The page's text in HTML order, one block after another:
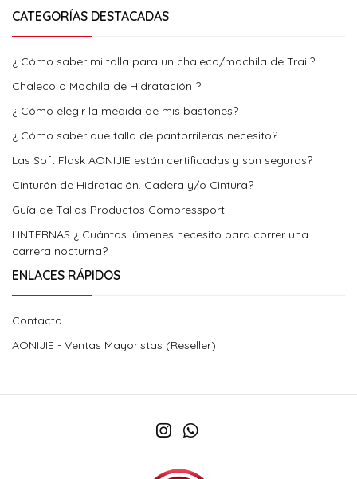
CATEGORÍAS DESTACADAS
¿ Cómo saber mi talla para un chaleco/mochila de Trail?
Chaleco o Mochila de Hidratación ?
¿ Cómo elegir la medida de mis bastones?
¿ Cómo saber que talla de pantorrileras necesito?
Las Soft Flask AONIJIE están certificadas y son seguras?
Cinturón de Hidratación. Cadera y/o Cintura?
Guía de Tallas Productos Compressport
LINTERNAS ¿ Cuántos lúmenes necesito para correr una
carrera nocturna?
ENLACES RÁPIDOS
Contacto
AONIJIE - Ventas Mayoristas (Reseller)